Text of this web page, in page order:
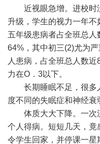
近视眼急增。进校时
升级，学生的视力一年
五年级患病者占全班总
64%，其中初三(2)尤为
人患病，占全班总人数
力在O．3以下。
长期睡眠不足，很多
度不同的失眠症和神经衰
体质大大下降。一次
个人得病。短短几天，
令学生回家，并停课一星